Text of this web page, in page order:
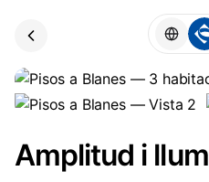
Amplitud i llum